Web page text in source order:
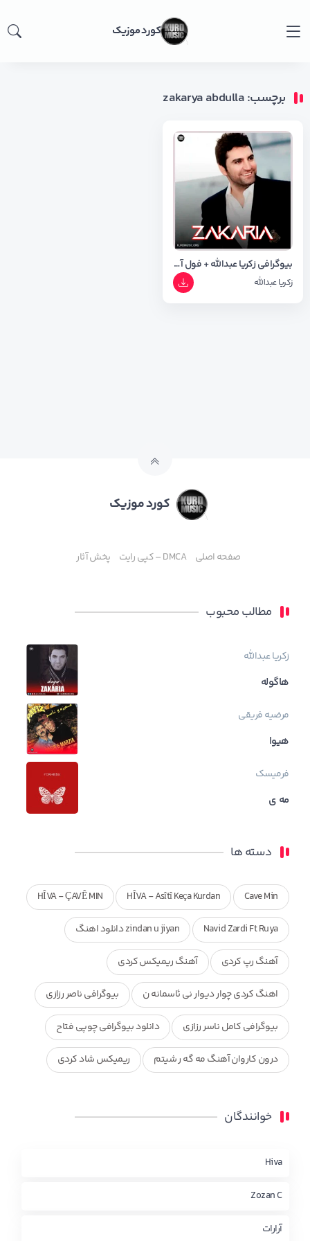
کورد موزیک
برچسب: zakarya abdulla
بیوگرافی زکریا عبدالله + فول آلبوم
زکریا عبدالله
کورد موزیک
صفحه اصلی DMCA – کپی رایت پخش آثار
مطالب محبوب
زکریا عبدالله
هاگوله
مرضیه فریقی
هیوا
فرمیسک
مه ی
دسته ها
Cave Min
HÎVA - Asîtî Keça Kurdan
HÎVA - ÇAVÊ MIN
Navid Zardi Ft Ruya zindan u jiyan دانلود اهنگ
آهنگ رپ کردی آهنگ ریمیکس کردی
اهنگ کردی چوار دیوار نی ئاسمانه ن بیوگرافی ناصر رزازی
بیوگرافی کامل ناسر رزازی دانلود بیوگرافی چوپی فتاح
درون کاروان آهنگ مه گه ر شیتم ریمیکس شاد کردی
محمد جزا
چاو من
خوانندگان
Hiva
Zozan C
آرارات